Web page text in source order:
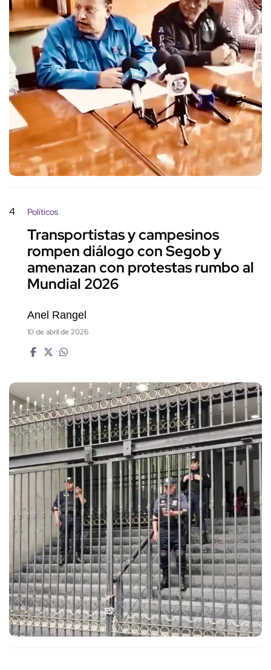
4 Políticos
Transportistas y campesinos
rompen diálogo con Segob y
amenazan con protestas rumbo al
Mundial 2026
Anel Rangel
10 de abril de 2026